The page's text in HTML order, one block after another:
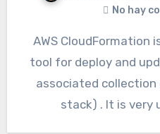
No hay
AWS CloudFormation is a very useful DevOps
tool for deploy and
associated collection
stack) . It is very